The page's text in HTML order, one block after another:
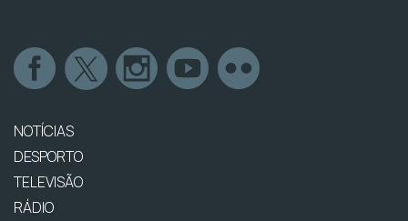
NOTÍCIAS
DESPORTO
TELEVISÃO
RÁDIO